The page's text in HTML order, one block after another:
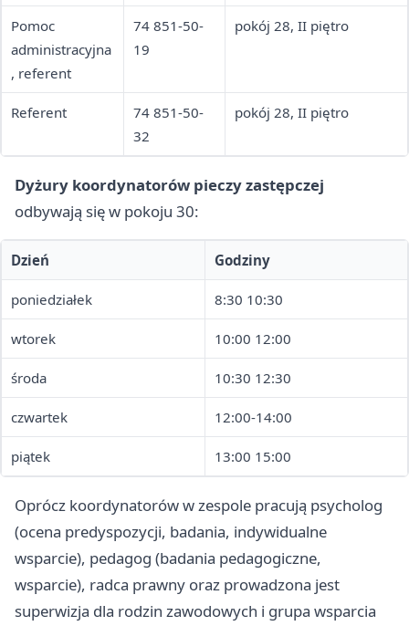
Pomoc
administracyjna
, referent
74 851-50-
19
pokój 28, II piętro
Referent
74 851-50-
32
pokój 28, II piętro
Dyżury koordynatorów pieczy zastępczej
odbywają się w pokoju 30:
Dzień Godziny
poniedziałek 8:30 10:30
wtorek 10:00 12:00
środa 10:30 12:30
czwartek 12:00-14:00
piątek 13:00 15:00
Oprócz koordynatorów w zespole pracują psycholog
(ocena predyspozycji, badania, indywidualne
wsparcie), pedagog (badania pedagogiczne,
wsparcie), radca prawny oraz prowadzona jest
superwizja dla rodzin zawodowych i grupa wsparcia